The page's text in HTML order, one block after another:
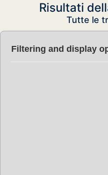
Risultati
Tutte le
Filtering and display